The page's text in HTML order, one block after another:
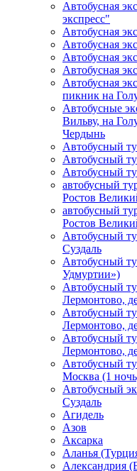
Автобусная
экспресс"
Автобусная
Автобусная
Автобусная
Автобусная
Автобусная
пикник на
Автобусные
Вильву, на
Чердынь
Автобусный
Автобусный
Автобусный
автобусный
Ростов
автобусный
Ростов
Автобусный
Суздаль
Автобусный
Удмуртии»)
Автобусный
Лермонтово,
Автобусный
Лермонтово,
Автобусный
Лермонтово,
Автобусный
Москва (1
Автобусный
Суздаль
Агидель
Азов
Аксарка
Аланья
Александрия